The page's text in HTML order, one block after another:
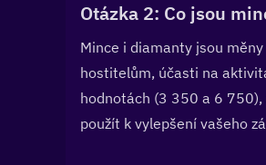
Otázka 2: Co jsou
Mince i diamanty jsou
hostitelům, účasti na
hodnotách (3 350 a 6
použít k vylepšení vašeho